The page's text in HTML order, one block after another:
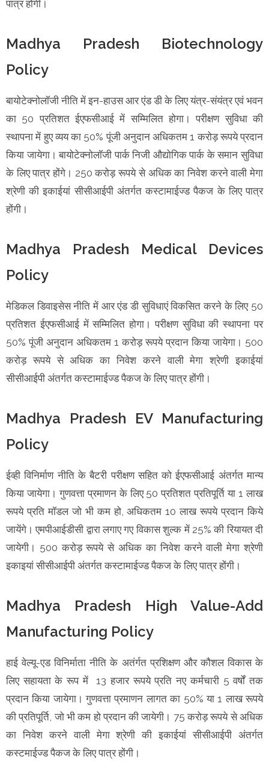
पात्र होंगी।
Madhya Pradesh Biotechnology
Policy
बायोटेक्नोलॉजी नीति में इन-हाउस आर एंड डी के लिए यंत्र-संयंत्र एवं भवन
का 50 प्रतिशत ईएफसीआई में सम्मिलित होगा। परीक्षण सुविधा की
स्थापना में हुए व्यय का 50% पूंजी अनुदान अधिकतम 1 करोड़ रूपये प्रदान
किया जायेगा। बायोटेक्नोलॉजी पार्क निजी औद्योगिक पार्क के समान सुविधा
के लिए पात्र होंगे। 250 करोड़ रूपये से अधिक का निवेश करने वाली मेगा
श्रेणी की इकाईयां सीसीआईपी अंतर्गत कस्टामाईज्ड पैकज के लिए पात्र
होंगी।
Madhya Pradesh Medical Devices
Policy
मेडिकल डिवाइसेस नीति में आर एंड डी सुविधाएं विकसित करने के लिए 50
प्रतिशत ईएफसीआई में सम्मिलित होगा। परीक्षण सुविधा की स्थापना पर
50% पूंजी अनुदान अधिकतम 1 करोड़ रूपये प्रदान किया जायेगा। 500
करोड़ रूपये से अधिक का निवेश करने वाली मेगा श्रेणी इकाईयां
सीसीआईपी अंतर्गत कस्टामाईज्ड पैकज के लिए पात्र होंगी।
Madhya Pradesh EV Manufacturing
Policy
ईव्ही विनिर्माण नीति के बैटरी परीक्षण सहित को ईएफसीआई अंतर्गत मान्य
किया जायेगा। गुणवत्ता प्रमाणन के लिए 50 प्रतिशत प्रतिपूर्ति या 1 लाख
रूपये प्रति मॉडल जो भी कम हो, अधिकतम 10 लाख रूपये प्रदान किये
जायेंगे। एमपीआईडीसी द्वारा लगाए गए विकास शुल्क में 25% की रियायत दी
जायेगी। 500 करोड़ रूपये से अधिक का निवेश करने वाली मेगा श्रेणी
इकाइयां सीसीआईपी अंतर्गत कस्टामाईज्ड पैकज के लिए पात्र होंगी।
Madhya Pradesh High Value-Add
Manufacturing Policy
हाई वेल्यू-एड विनिर्माता नीति के अतंर्गत प्रशिक्षण और कौशल विकास के
लिए सहायता के रूप में 13 हजार रूपये प्रति नए कर्मचारी 5 वर्षों तक
प्रदान किया जायेगा। गुणवत्ता प्रमाणन लागत का 50% या 1 लाख रूपये
की प्रतिपूर्ति, जो भी कम हो प्रदान की जायेगी। 75 करोड़ रूपये से अधिक
का निवेश करने वाली मेगा श्रेणी की इकाईयां सीसीआईपी अंतर्गत
कस्टमाईज्ड पैकज के लिए पात्र होंगी।